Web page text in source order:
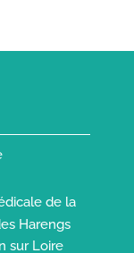
de la
Harengs
sur Loire